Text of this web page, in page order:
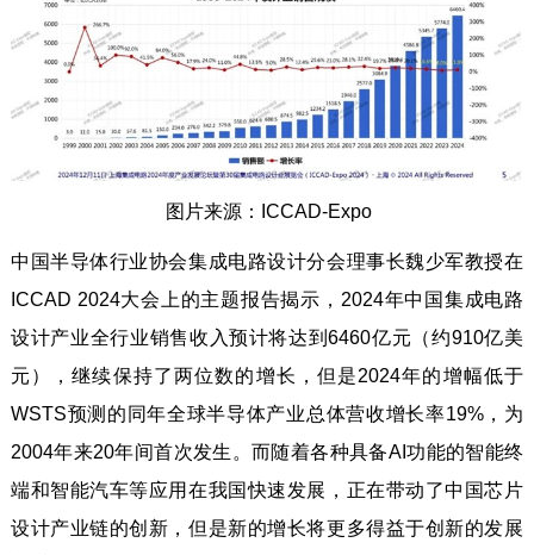
图片来源：ICCAD-Expo
中国半导体行业协会集成电路设计分会理事长魏少军教授在
ICCAD 2024大会上的主题报告揭示，2024年中国集成电路
设计产业全行业销售收入预计将达到6460亿元（约910亿美
元），继续保持了两位数的增长，但是2024年的增幅低于
WSTS预测的同年全球半导体产业总体营收增长率19%，为
2004年来20年间首次发生。而随着各种具备AI功能的智能终
端和智能汽车等应用在我国快速发展，正在带动了中国芯片
设计产业链的创新，但是新的增长将更多得益于创新的发展